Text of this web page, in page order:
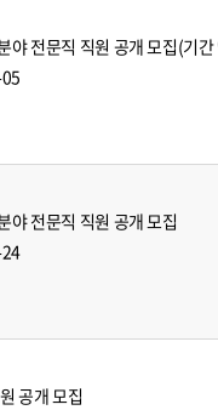
야 전문직 직원 공개 모집(기
야 전문직 직원 공개 모집
공개 모집